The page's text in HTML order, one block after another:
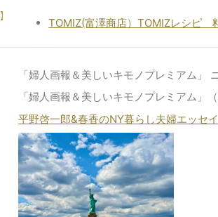
TOMIZ(富澤商店）TOMIZレシピ
「婦人画報＆美しいキモノプレミアム」
「婦人画報＆美しいキモノプレミアム」
平野啓一郎&春香のNY暮らし夫婦エッセ